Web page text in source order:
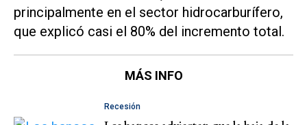
principalmente en el sector hidrocarburífero,
que explicó casi el 80% del incremento total.
MÁS INFO
Recesión